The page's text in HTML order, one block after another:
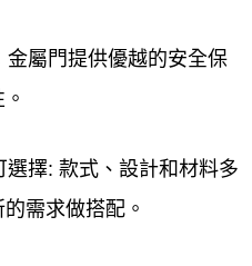
屬門提供優越的安全保
擇: 款式、設計和材料多
需求做搭配。